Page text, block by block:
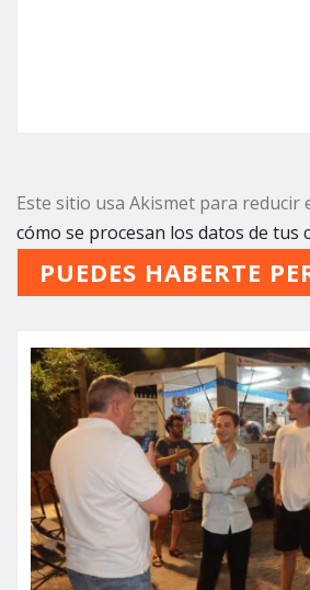
Este sitio usa Akismet para reducir
cómo se procesan los datos de tus
PUEDES HABERTE